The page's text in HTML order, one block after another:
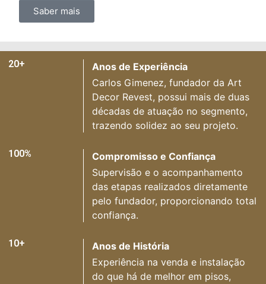
Saber mais
20+
Anos de Experiência
Carlos Gimenez, fundador da Art
Decor Revest, possui mais de duas
décadas de atuação no segmento,
trazendo solidez ao seu projeto.
100%
Compromisso e Confiança
Supervisão e o acompanhamento
das etapas realizados diretamente
pelo fundador, proporcionando total
confiança.
10+
Anos de História
Experiência na venda e instalação
do que há de melhor em pisos,